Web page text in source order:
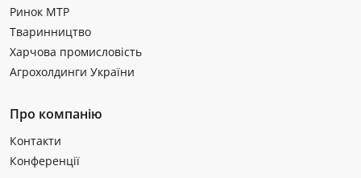
Ринок МТР
Тваринництво
Харчова промисловість
Агрохолдинги України
Про компанію
Контакти
Конференції